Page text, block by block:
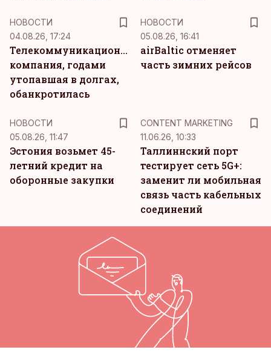
НОВОСТИ
04.08.26, 17:24
Телекоммуникационная
компания, годами
утопавшая в долгах,
обанкротилась
НОВОСТИ
05.08.26, 16:41
airBaltic отменяет
часть зимних рейсов
НОВОСТИ
05.08.26, 11:47
Эстония возьмет 45-
летний кредит на
оборонные закупки
CONTENT MARKETING
11.06.26, 10:33
Таллиннский порт
тестирует сеть 5G+:
заменит ли мобильная
связь часть кабельных
соединений